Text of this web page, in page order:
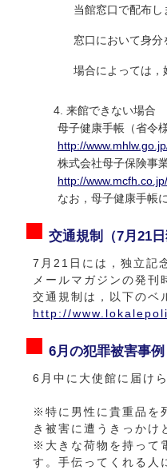
当館窓口で配布し
窓口において身
場合によっては，
来館できない場合
母子健康手帳（省令
http://
株式会社母子保険事
http://www.mcfh.co.jp/
なお，母子健康手帳
交通規制（7月21日
7月21日には，独立記
メールマガジンの発
交通規制は，以下のベ
http://
6月の犯罪被害事例
6月中に大使館に届け
※特に男性に貴重品を
き被害に遭うきっかけ
※大きな荷物を持って
す。手伝ってくれる人